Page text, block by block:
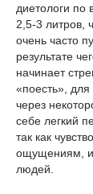
диетологи по
2,5-3 литров,
очень часто
результате
начинает
«поесть»,
через
себе легкий
так как
ощущениям,
людей.